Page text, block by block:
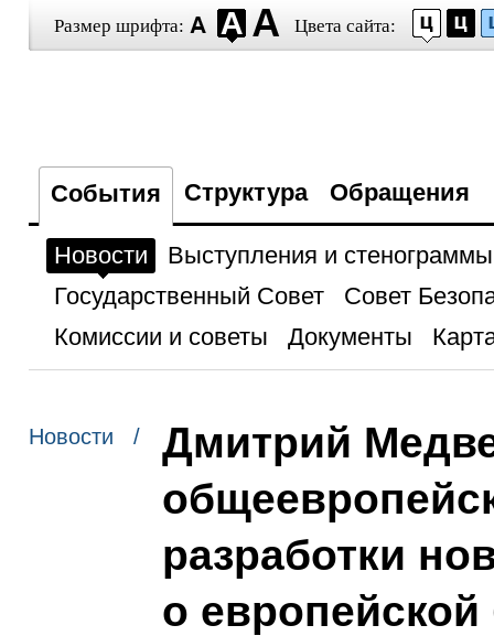
Размер шрифта: Цвета сайта:
События Структура Обращения
Новости
Выступления и стенограммы
Государственный Совет
Совет
Комиссии и советы
Документы
Новости /
Дмитрий
разработки
о европейской